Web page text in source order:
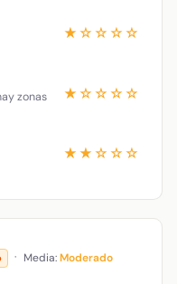
★☆☆☆☆
zonas
★☆☆☆☆
★★☆☆☆
· Media:Moderado